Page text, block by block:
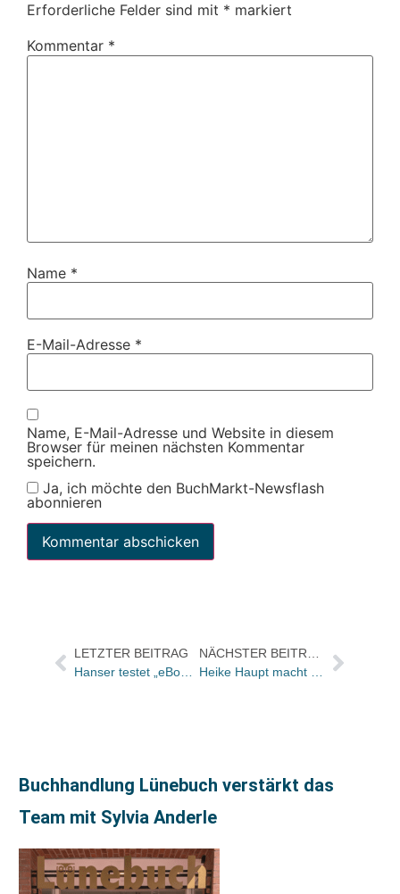
Erforderliche Felder sind mit * markiert
Kommentar *
Name *
E-Mail-Adresse *
Name, E-Mail-Adresse und Website in diesem
Browser für meinen nächsten Kommentar
speichern.
Ja, ich möchte den BuchMarkt-Newsflash
abonnieren
LETZTER BEITRAG
Hanser testet „eBook-Compilations“ mit Romanen von Umberto Eco, Rafik Schami und Ilija Trojanow
Buchhandlung Lünebuch verstärkt das
Team mit Sylvia Anderle